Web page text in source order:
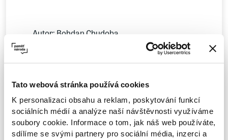
Tato webová stránka používá cookies
K personalizaci obsahu a reklam, poskytování funkcí
sociálních médií a analýze naší návštěvnosti využíváme
soubory cookie. Informace o tom, jak náš web používáte,
sdílíme se svými partnery pro sociální média, inzerci a
Autor: Bohdan Chudoba
První vydání závažného historického románu,
jehož děj se odehrává na jaře roku 1938 v
Brně. Autor ho napsal v Madridu, kde jako
poúnorový exulant žil až do své smrti.